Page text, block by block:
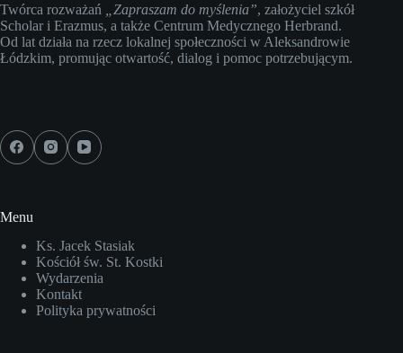
Twórca rozważań
„Zapraszam do myślenia”, założyciel szkół
Scholar i Erazmus, a także Centrum Medycznego Herbrand.
Od lat działa na rzecz lokalnej społeczności w Aleksandrowie
Łódzkim, promując otwartość, dialog i pomoc potrzebującym.
Menu
Ks. Jacek Stasiak
Kościół św. St. Kostki
Wydarzenia
Kontakt
Polityka prywatności